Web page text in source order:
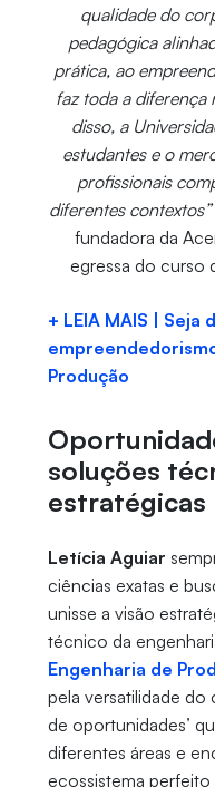
qualidade do
pedagógica
prática, ao
faz toda a diferença
disso, a
estudantes e o
profissionais
diferentes contextos”
fundadora da
egressa do curso
+ LEIA MAIS |
Produção
soluções
estratégicas
Letícia Aguiar
ciências exatas e
unisse a visão
técnico da
Engenharia de
pela versatilidade do
de oportunidades’
diferentes áreas e
ecossistema perfeito